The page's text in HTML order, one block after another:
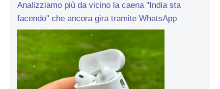
Analizziamo più da vicino la caena "India sta
facendo" che ancora gira tramite WhatsApp